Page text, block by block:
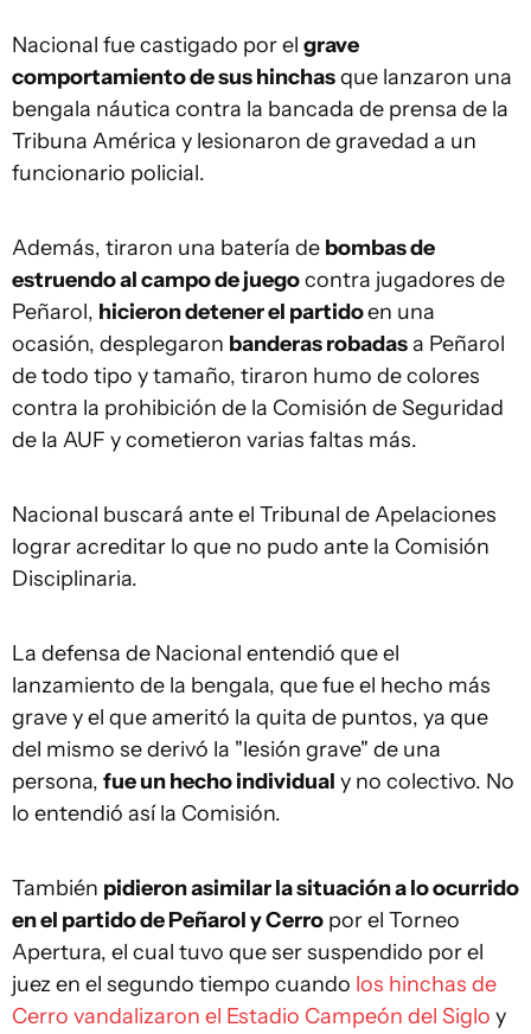
Nacional fue castigado por el grave
comportamiento de sus hinchasque lanzaron una
bengala náutica contra la bancada de prensa de la
Tribuna América y lesionaron de gravedad a un
funcionario policial.
Además, tiraron una batería de bombas de
estruendo al campo de juegocontra jugadores de
Peñarol, hicieron detener el partidoen una
ocasión, desplegaron banderas robadasa Peñarol
de todo tipo y tamaño, tiraron humo de colores
contra la prohibición de la Comisión de Seguridad
de la AUF y cometieron varias faltas más.
Nacional buscará ante el Tribunal de Apelaciones
lograr acreditar lo que no pudo ante la Comisión
Disciplinaria.
La defensa de Nacional entendió que el
lanzamiento de la bengala, que fue el hecho más
grave y el que ameritó la quita de puntos, ya que
del mismo se derivó la "lesión grave" de una
persona, fue un hecho individual y no colectivo. No
lo entendió así la Comisión.
También pidieron asimilar la situación a lo ocurrido
en el partido de Peñarol y Cerro por el Torneo
Apertura, el cual tuvo que ser suspendido por el
juez en el segundo tiempo cuando los hinchas de
Cerro vandalizaron el Estadio Campeón del Siglo y